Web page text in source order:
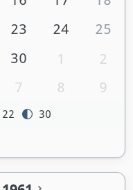
23 24
25
30 1
2
7 8 9
22 30